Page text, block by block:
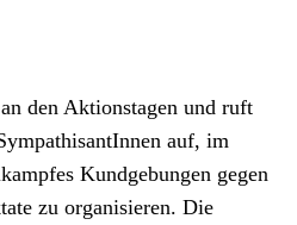
den Aktionstagen und ruft
auf, im
Kundgebungen gegen
zu organisieren. Die